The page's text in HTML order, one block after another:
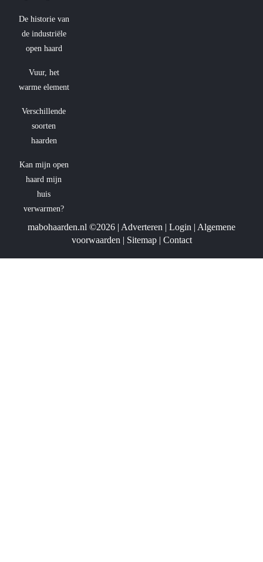
De historie van
de industriële
open haard
Vuur, het
warme element
Verschillende
soorten
haarden
Kan mijn open
haard mijn
huis
verwarmen?
mabohaarden.nl ©2026 | Adverteren | Login | Algemene
voorwaarden | Sitemap| Contact